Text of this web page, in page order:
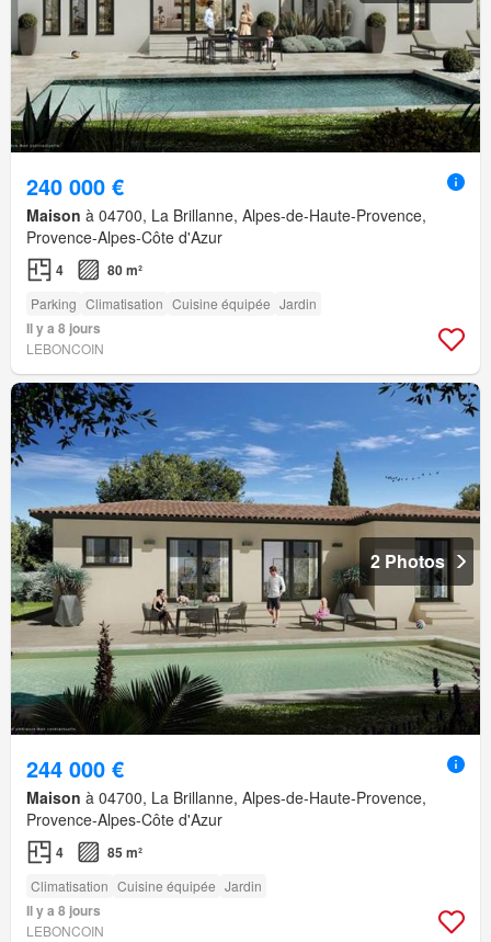
240 000 €
Maison à 04700, La Brillanne, Alpes-de-Haute-Provence,
Provence-Alpes-Côte d'Azur
4 80 m²
Parking Climatisation Cuisine équipée Jardin
Il y a 8 jours
LEBONCOIN
2 Photos
244 000 €
Maison à 04700, La Brillanne, Alpes-de-Haute-Provence,
Provence-Alpes-Côte d'Azur
4 85 m²
Climatisation Cuisine équipée Jardin
Il y a 8 jours
LEBONCOIN